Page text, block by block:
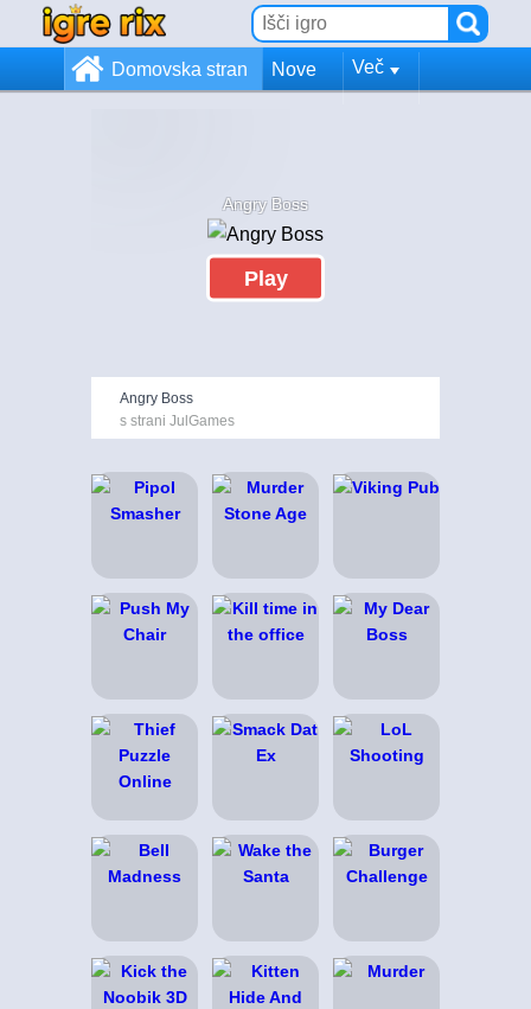
Domovska stran Nove Več
Angry Boss
Play
Angry Boss
s strani JulGames